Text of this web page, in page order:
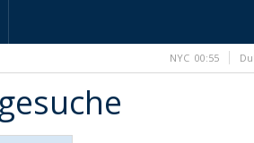
NYC 00:55